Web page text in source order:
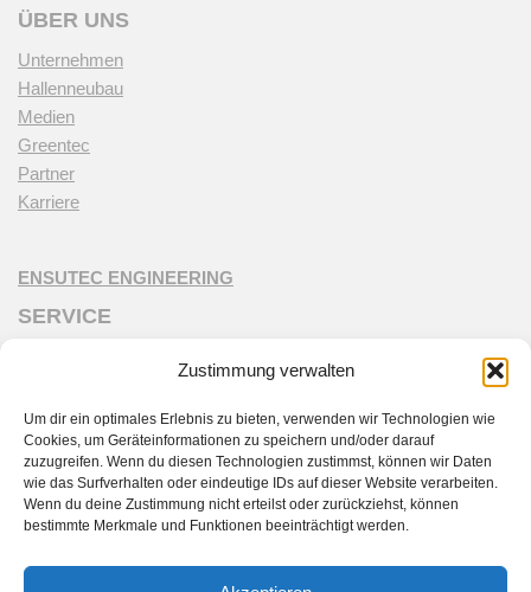
Zustimmung verwalten
Um dir ein optimales Erlebnis zu bieten, verwenden wir Technologien wie
Cookies, um Geräteinformationen zu speichern und/oder darauf
zuzugreifen. Wenn du diesen Technologien zustimmst, können wir Daten
wie das Surfverhalten oder eindeutige IDs auf dieser Website verarbeiten.
Wenn du deine Zustimmung nicht erteilst oder zurückziehst, können
bestimmte Merkmale und Funktionen beeinträchtigt werden.
ÜBER UNS
Unternehmen
Hallenneubau
Medien
Greentec
Partner
Karriere
ENSUTEC ENGINEERING
SERVICE
Schulung & Wartung
Personaltraining
Ersatzteile
Förderprogramme
DIALOG
Kontakt